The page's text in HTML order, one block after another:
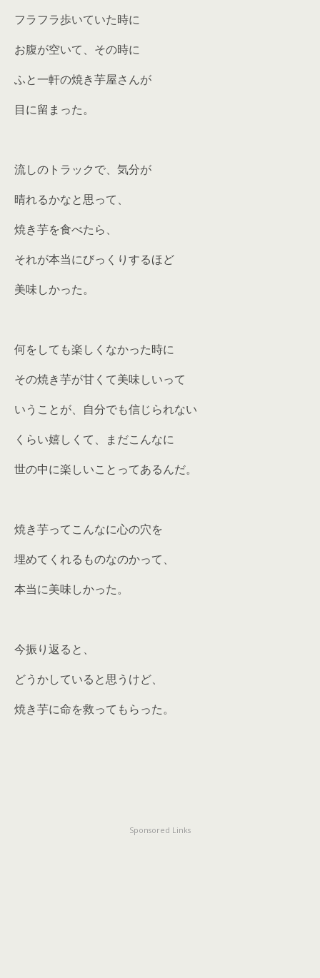
フラフラ歩いていた時に
お腹が空いて、その時に
ふと一軒の焼き芋屋さんが
目に留まった。
流しのトラックで、気分が
晴れるかなと思って、
焼き芋を食べたら、
それが本当にびっくりするほど
美味しかった。
何をしても楽しくなかった時に
その焼き芋が甘くて美味しいって
いうことが、自分でも信じられない
くらい嬉しくて、まだこんなに
世の中に楽しいことってあるんだ。
焼き芋ってこんなに心の穴を
埋めてくれるものなのかって、
本当に美味しかった。
今振り返ると、
どうかしていると思うけど、
焼き芋に命を救ってもらった。
Sponsored Links